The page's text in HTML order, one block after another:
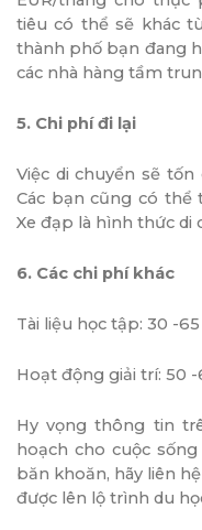
tiêu có thể sẽ khác
thành phố bạn đang
các nhà hàng tầm
5. Chi phí đi lại
Việc di chuyển sẽ tốn
Các bạn cũng có thể
Xe đạp là hình thức di
6. Các chi phí khác
Tài liệu học tập: 30 -
Hoạt động giải trí: 50
Hy vọng thông tin
hoạch cho cuộc
băn khoăn, hãy liên
được lên lộ trình du